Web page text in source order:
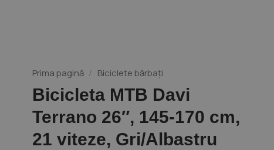
Prima pagină / Biciclete bărbați
Bicicleta MTB Davi
Terrano 26″, 145-170 cm,
21 viteze, Gri/Albastru